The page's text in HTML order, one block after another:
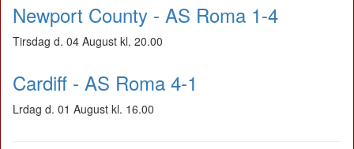
Newport County - AS Roma 1-4
Tirsdag d. 04 August kl. 20.00
Cardiff - AS Roma 4-1
Lrdag d. 01 August kl. 16.00